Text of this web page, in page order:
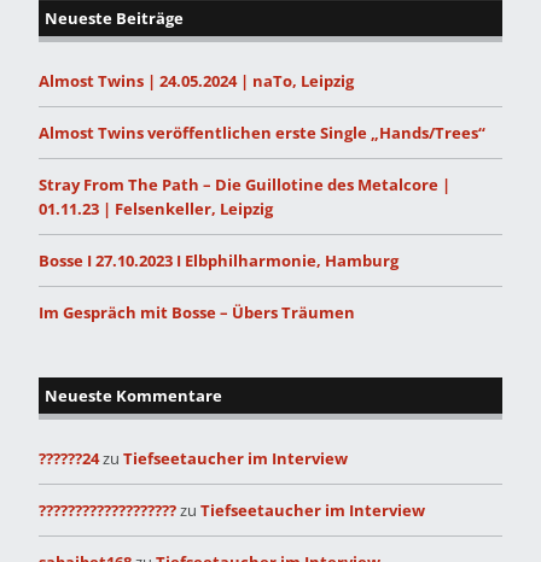
Neueste Beiträge
Almost Twins | 24.05.2024 | naTo, Leipzig
Almost Twins veröffentlichen erste Single „Hands/Trees“
Stray From The Path – Die Guillotine des Metalcore |
01.11.23 | Felsenkeller, Leipzig
Bosse I 27.10.2023 I Elbphilharmonie, Hamburg
Im Gespräch mit Bosse – Übers Träumen
Neueste Kommentare
??????24zu Tiefseetaucher im Interview
???????????????????zu Tiefseetaucher im Interview